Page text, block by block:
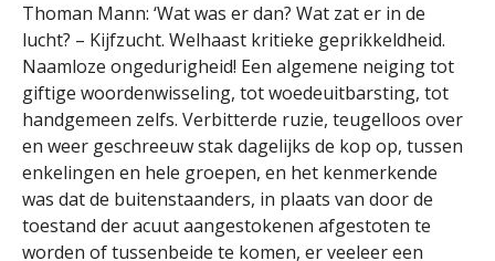
Thoman Mann: ‘Wat was er dan? Wat zat er in de
lucht? – Kijfzucht. Welhaast kritieke geprikkeldheid.
Naamloze ongedurigheid! Een algemene neiging tot
giftige woordenwisseling, tot woedeuitbarsting, tot
handgemeen zelfs. Verbitterde ruzie, teugelloos over
en weer geschreeuw stak dagelijks de kop op, tussen
enkelingen en hele groepen, en het kenmerkende
was dat de buitenstaanders, in plaats van door de
toestand der acuut aangestokenen afgestoten te
worden of tussenbeide te komen, er veeleer een